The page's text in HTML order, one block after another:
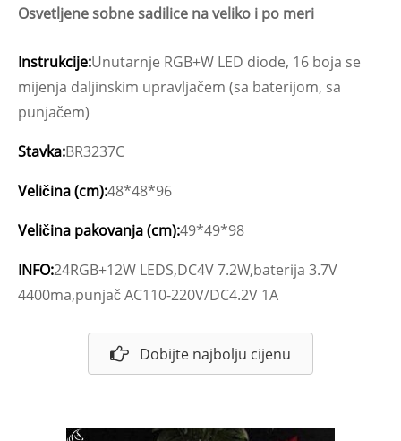
Osvetljene sobne sadilice na veliko i po meri
Instrukcije:Unutarnje RGB+W LED diode, 16 boja se
mijenja daljinskim upravljačem (sa baterijom, sa
punjačem)
Stavka:BR3237C
Veličina (cm):48*48*96
Veličina pakovanja (cm):49*49*98
INFO:24RGB+12W LEDS,DC4V 7.2W,baterija 3.7V
4400ma,punjač AC110-220V/DC4.2V 1A
Dobijte najbolju cijenu